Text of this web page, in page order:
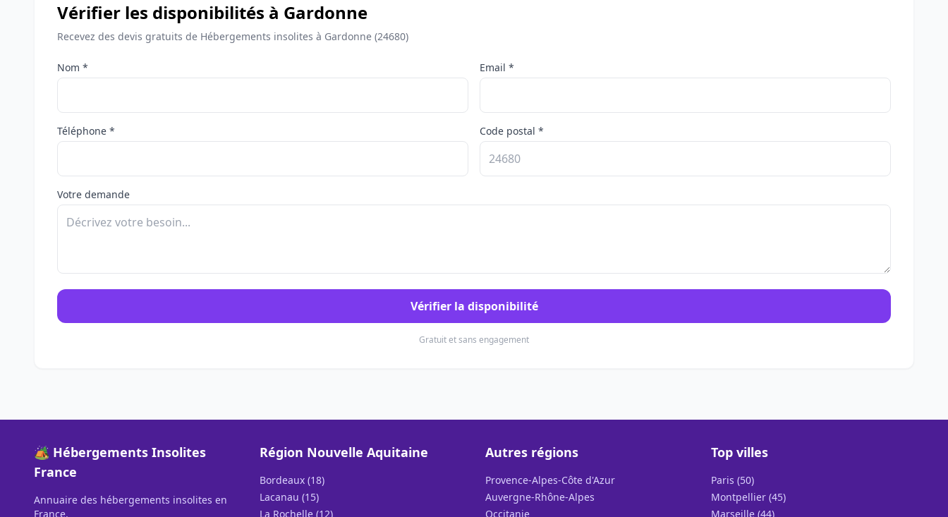
Vérifier les disponibilités à Gardonne
Recevez des devis gratuits de Hébergements insolites à Gardonne (24680)
Nom * Email *
Téléphone * Code postal *
Votre demande
Vérifier la disponibilité
Gratuit et sans engagement
🏕️ Hébergements Insolites
France
Annuaire des hébergements insolites en
France.
Région Nouvelle Aquitaine
Bordeaux (18)
Lacanau (15)
La Rochelle (12)
Autres régions
Provence-Alpes-Côte d'Azur
Auvergne-Rhône-Alpes
Occitanie
Top villes
Paris (50)
Montpellier (45)
Marseille (44)